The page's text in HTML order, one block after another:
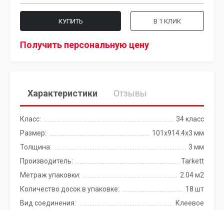
КУПИТЬ В 1 КЛИК
Получить персональную цену
Характеристики Отзывы
Класс:
34 класс
Размер:
101x914.4х3 мм
Толщина:
3 мм
Производитель:
Tarkett
Метраж упаковки:
2.04 м2
Количество досок в упаковке:
18 шт
Вид соединения:
Клеевое